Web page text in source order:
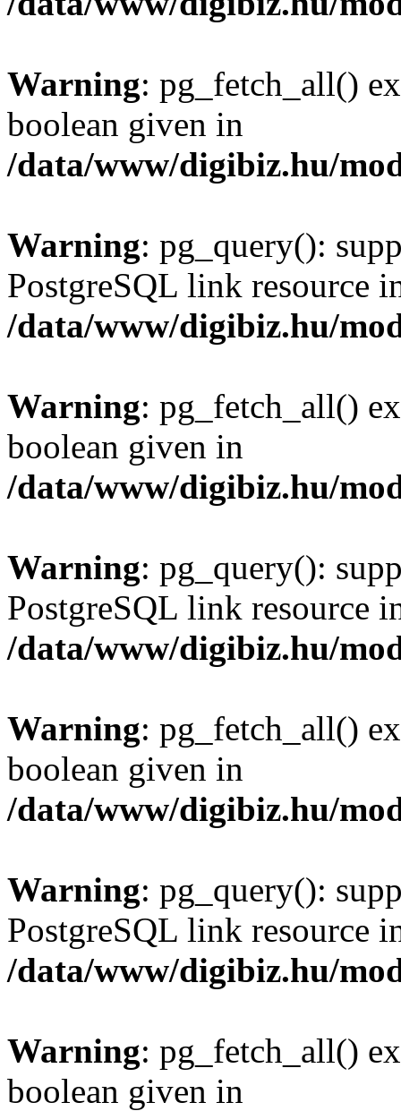
Warning: pg_fetch_all()
boolean given in
/data/www/digibiz.hu/
Warning: pg_query():
PostgreSQL link resource
/data/www/digibiz.hu/
Warning: pg_fetch_all()
boolean given in
/data/www/digibiz.hu/
Warning: pg_query():
PostgreSQL link resource
/data/www/digibiz.hu/
Warning: pg_fetch_all()
boolean given in
/data/www/digibiz.hu/
Warning: pg_query():
PostgreSQL link resource
/data/www/digibiz.hu/
Warning: pg_fetch_all()
boolean given in